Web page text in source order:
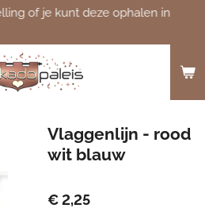
of je kunt deze ophalen in
Vlaggenlijn - rood
wit blauw
€ 2,25